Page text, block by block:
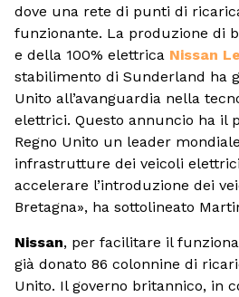
dove una rete di punti di
funzionante. La produzione di
e della 100% elettrica Nissan
stabilimento di Sunderland ha
Unito all’avanguardia nella
elettrici. Questo annuncio ha il
Regno Unito un leader
infrastrutture dei veicoli
accelerare l’introduzione dei
Bretagna», ha sottolineato
Nissan, per facilitare il
già donato 86 colonnine di
Unito. Il governo britannico, in